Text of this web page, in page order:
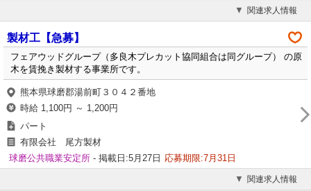
関連求人情報
製材工【急募】
フェアウッドグループ（多良木プレカット協同組合は同グループ） の原
木を賃挽き製材する事業所です。
熊本県球磨郡湯前町３０４２番地
時給 1,100円 ～ 1,200円
パート
有限会社 尾方製材
球磨公共職業安定所 - 掲載日:5月27日 応募期限:7月31日
関連求人情報